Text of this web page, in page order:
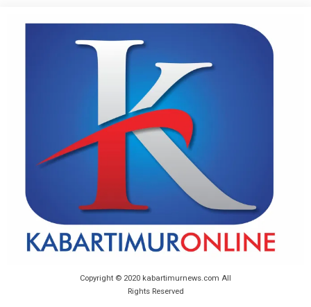
Copyright © 2020 kabartimurnews.com All
Rights Reserved